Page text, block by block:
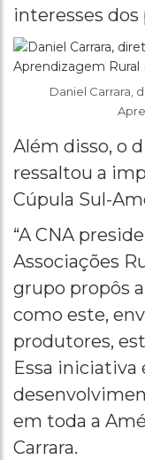
interesses
Daniel Carrara,
Além disso, o
ressaltou a
Cúpula Sul-
“A CNA
Associações
grupo propôs
como este,
produtores,
Essa iniciativa
em toda a
Carrara.